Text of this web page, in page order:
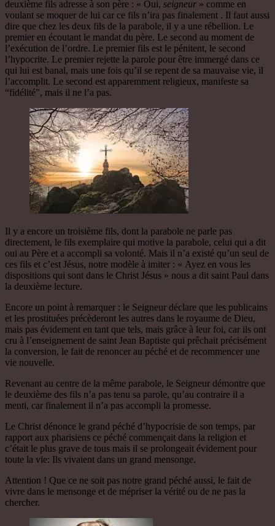
deuxième fils adresse à son père : « Oui, seigneur » comme en
voulant se moquer de lui car ce fils n’ira pas finalement . Il faut aussi
dire que chez les deux fils de la parabole, il y a une rébellion. Le
premier en écoutant le mandat du père. Le second au moment de
l’exécution de l’ordre. Le premier fils est le pénitent, le second
l’hypocrite. Le premier rejette la parole pour être immergé dans ce
qui lui est banal, mais une fois qu’il se repent de sa mauvaise vie, il
l’accomplit. Le second est apparemment religieux, manifeste sa
“fidélité”, mais il ne l’a pas.
Il y a encore un troisième fils, dont la parabole ne parle pas
directement, le fils exemplaire qui motive la parabole, celui qui a dit
oui au Père et a accompli sa volonté. Mais il n’a existé qu’un seul de
ces fils et c’est Jésus, notre modèle à imiter : « Ayez en vous les
dispositions qui sont dans le Christ Jésus » nous a dit saint Paul dans
la deuxième lecture.
Encore un point à remarquer : le Seigneur déclare que les publicains
et les prostituées précèderont les autres dans le royaume de Dieu,
mais pas évidement en tant que tels, mais grâce à leur foi, car ils ont
cru à l’enseignement de saint Jean Baptiste qui prêchait précisément
la conversion, le fait de renoncer au péché et de recommencer une
vie nouvelle.
Revenant au centre de la même parabole, le Seigneur démontre que
le deuxième des fils n’a pas tenu sa parole, qu’au contraire il a
menti, car finalement il n’a pas accompli la promesse.
Le Christ dénonce le grand péché d’hypocrisie de son temps, par
rapport aux pharisiens ce péché commençait dans la religion et
c’était le plus grave de tous mais il se prolongeait évidement pour
toute la vie: Ils vivaient dans un grand mensonge.
Attention ! Que ce ne soit pas notre grand péché aussi, le fait de
vivre dans le mensonge et de mépriser la vérité ou de ne pas la
chercher.